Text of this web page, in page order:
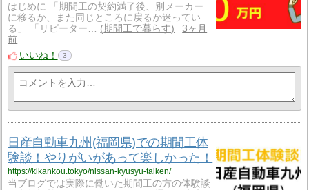
はじめに 「期間工の契約満了後、別メーカー
に移るか、また同じところに戻るか迷ってい
る」 「リピーター…
期間工で暮らす
3ヶ月
前
いいね！
3
日産自動車九州(福岡県)での期間工体
験談！やりがいがあって楽しかった！
https://kikankou.tokyo/nissan-kyusyu-taiken/
当ブログでは実際に働いた期間工の方の体験談